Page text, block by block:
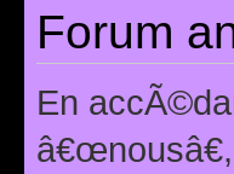
Forum
En